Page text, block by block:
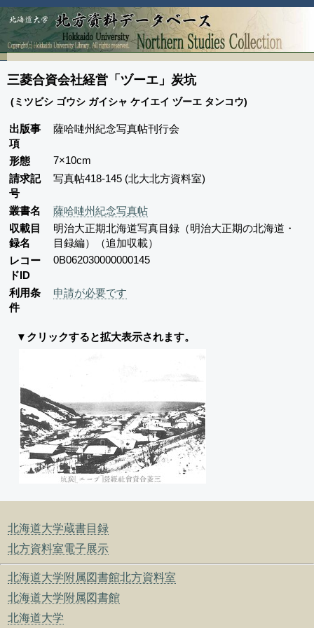
北海道大学蔵書目録
北方資料室電子展示
北海道大学附属図書館北方資料室
北海道大学附属図書館
北海道大学
三菱合資会社経営「ヅーエ」炭坑
(ミツビシ ゴウシ ガイシャ ケイエイ ヅーエ タンコウ)
出版事
項
薩哈嗹州紀念写真帖刊行会
形態
7×10cm
請求記
号
写真帖418-145 (北大北方資料室)
叢書名
薩哈嗹州紀念写真帖
収載目
録名
明治大正期北海道写真目録（明治大正期の北海道・
目録編）（追加収載）
レコー
ドID
0B062030000000145
利用条
件
申請が必要です
▼クリックすると拡大表示されます。